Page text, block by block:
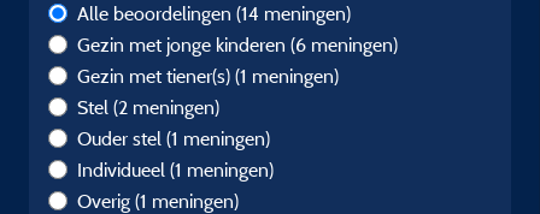
Alle beoordelingen (14 meningen)
Gezin met jonge kinderen (6 meningen)
Gezin met tiener(s) (1 meningen)
Stel (2 meningen)
Ouder stel (1 meningen)
Individueel (1 meningen)
Overig (1 meningen)